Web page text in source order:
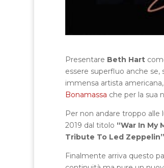
Presentare Beth Hart
essere superfluo anche
immensa artista
Bonamassa che per la sua
Per non andare troppo
2019 dal titolo “War In My
Tribute To Led Zeppelin”
Finalmente arriva questo